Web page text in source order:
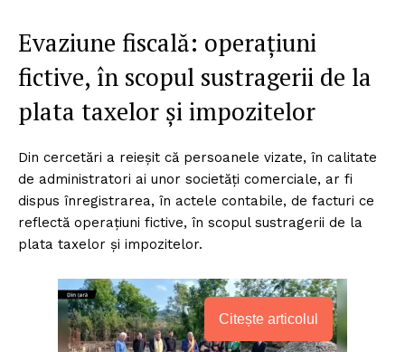
Evaziune fiscală: operațiuni
fictive, în scopul sustragerii de la
plata taxelor și impozitelor
Din cercetări a reieșit că persoanele vizate, în calitate
de administratori ai unor societăți comerciale, ar fi
dispus înregistrarea, în actele contabile, de facturi ce
reflectă operațiuni fictive, în scopul sustragerii de la
plata taxelor și impozitelor.
Citește articolul